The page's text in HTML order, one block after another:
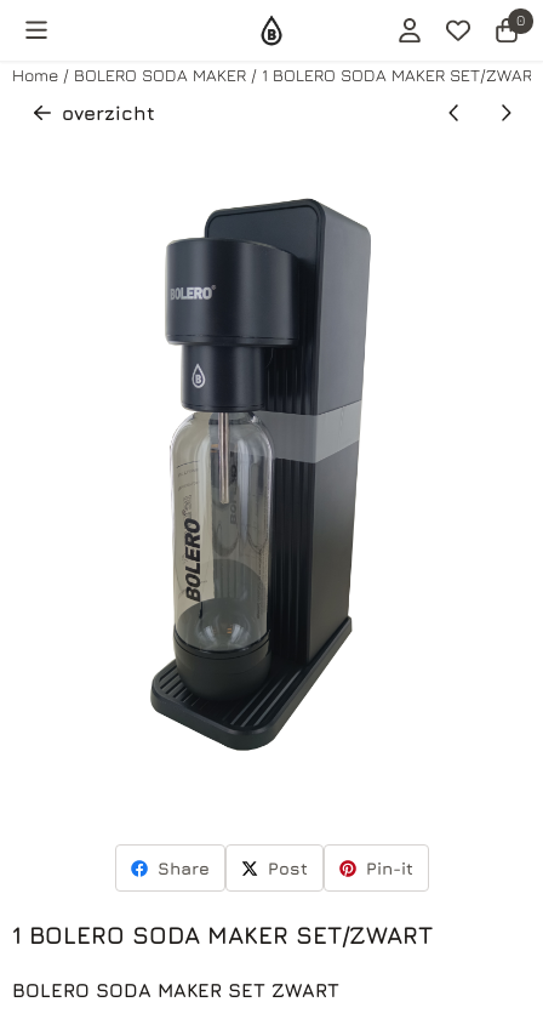
Cookievoorkeuren zijn momenteel gesloten. 0
Home / BOLERO SODA MAKER / 1 BOLERO SODA MAKER SET/ZWART
overzicht
Share Post Pin-it
1 BOLERO SODA MAKER SET/ZWART
BOLERO SODA MAKER SET ZWART